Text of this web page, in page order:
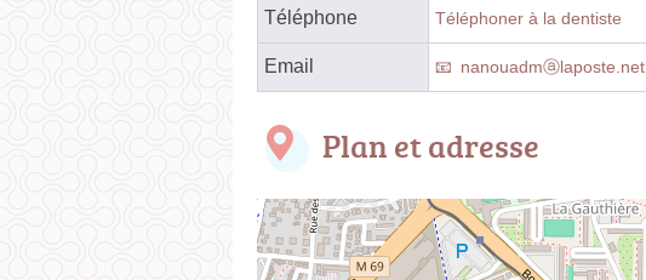
Téléphone Téléphoner à la dentiste
Email nanouadmⓐlaposte.net
Plan et adresse